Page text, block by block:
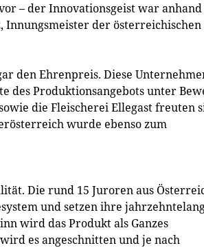
– der Innovationsgeist war anhand
der österreichischen
den Ehrenpreis. Diese
des Produktionsangebots unter
die Fleischerei Ellegast freuten
wurde ebenso zum
Die rund 15 Juroren aus
und setzen ihre
wird das Produkt als Ganzes
es angeschnitten und je nach